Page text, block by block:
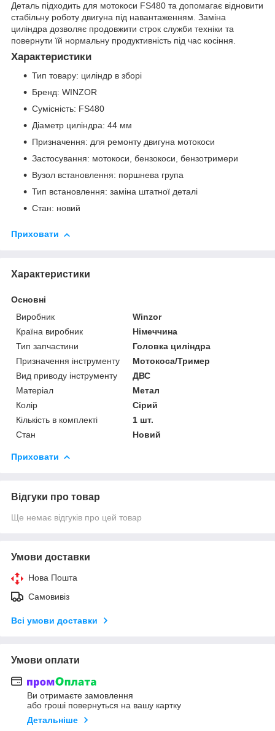
Деталь підходить для мотокоси FS480 та допомагає відновити
стабільну роботу двигуна під навантаженням. Заміна
циліндра дозволяє продовжити строк служби техніки та
повернути їй нормальну продуктивність під час косіння.
Характеристики
Тип товару: циліндр в зборі
Бренд: WINZOR
Сумісність: FS480
Діаметр циліндра: 44 мм
Призначення: для ремонту двигуна мотокоси
Застосування: мотокоси, бензокоси, бензотримери
Вузол встановлення: поршнева група
Тип встановлення: заміна штатної деталі
Стан: новий
Приховати
Характеристики
Основні
Виробник
Winzor
Країна виробник
Німеччина
Тип запчастини
Головка циліндра
Призначення інструменту
Мотокоса/Тример
Вид приводу інструменту
ДВС
Матеріал
Метал
Колір
Сірий
Кількість в комплекті
1 шт.
Стан
Новий
Приховати
Відгуки про товар
Ще немає відгуків про цей товар
Умови доставки
Нова Пошта
Самовивіз
Всі умови доставки
Умови оплати
Ви отримаєте замовлення
або гроші повернуться на вашу картку
Детальніше